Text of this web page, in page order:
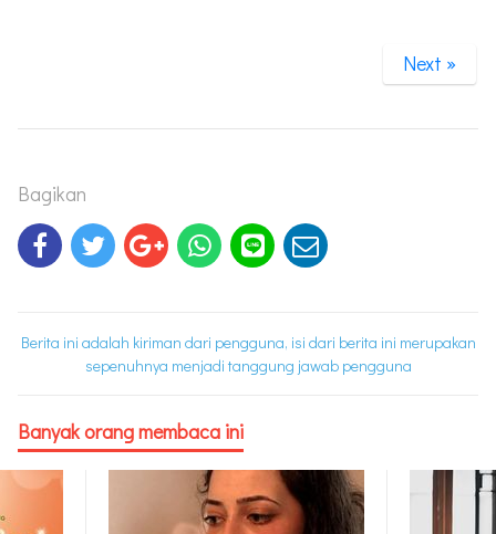
Next »
Bagikan
Berita ini adalah kiriman dari pengguna, isi dari berita ini merupakan
sepenuhnya menjadi tanggung jawab pengguna
Banyak orang membaca ini